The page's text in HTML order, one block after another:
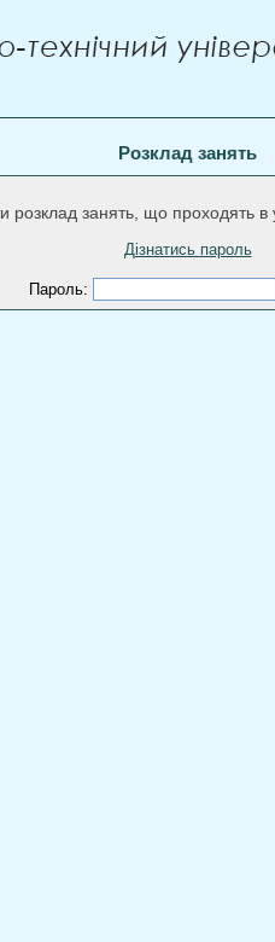
Розклад занять
занять, що проходять в
Дізнатись пароль
Пароль: